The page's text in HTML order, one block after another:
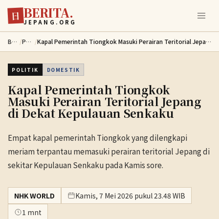
Lewati ke konten utama
日 BERITA.
JEPANG.ORG
Berita / Politik / Kapal Pemerintah Tiongkok Masuki Perairan Teritorial Jepang di Dekat Kepulauan Senkaku
POLITIK DOMESTIK
Kapal Pemerintah Tiongkok
Masuki Perairan Teritorial Jepang
di Dekat Kepulauan Senkaku
Empat kapal pemerintah Tiongkok yang dilengkapi
meriam terpantau memasuki perairan teritorial Jepang di
sekitar Kepulauan Senkaku pada Kamis sore.
NHK WORLD
Kamis, 7 Mei 2026 pukul 23.48 WIB
1 mnt